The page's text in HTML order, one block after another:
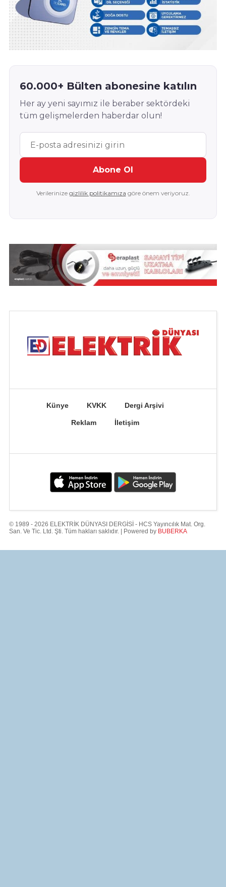
60.000+ Bülten abonesine katılın
Her ay yeni sayımız ile beraber sektördeki
tüm gelişmelerden haberdar olun!
Abone Ol
Verilerinize gizlilik politikamıza göre önem veriyoruz.
Künye KVKK Dergi Arşivi
Reklam İletişim
© 1989 - 2026 ELEKTRİK DÜNYASI DERGİSİ - HCS Yayıncılık Mat. Org.
San. Ve Tic. Ltd. Şti. Tüm hakları saklıdır. | Powered by BUBERKA